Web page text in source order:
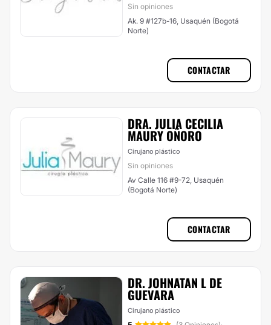
Sin opiniones
Ak. 9 #127b-16, Usaquén (Bogotá
Norte)
CONTACTAR
DRA. JULIA CECILIA
MAURY OÑORO
Cirujano plástico
Sin opiniones
Av Calle 116 #9-72, Usaquén
(Bogotá Norte)
CONTACTAR
DR. JOHNATAN L DE
GUEVARA
Cirujano plástico